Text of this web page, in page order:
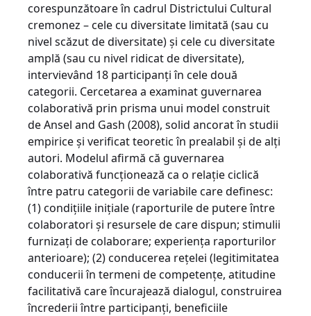
corespunzătoare în cadrul Districtului Cultural
cremonez – cele cu diversitate limitată (sau cu
nivel scăzut de diversitate) şi cele cu diversitate
amplă (sau cu nivel ridicat de diversitate),
intervievând 18 participanţi în cele două
categorii. Cercetarea a examinat guvernarea
colaborativă prin prisma unui model construit
de Ansel and Gash (2008), solid ancorat în studii
empirice şi verificat teoretic în prealabil şi de alţi
autori. Modelul afirmă că guvernarea
colaborativă funcţionează ca o relaţie ciclică
între patru categorii de variabile care definesc:
(1) condiţiile iniţiale (raporturile de putere între
colaboratori şi resursele de care dispun; stimulii
furnizaţi de colaborare; experienţa raporturilor
anterioare); (2) conducerea reţelei (legitimitatea
conducerii în termeni de competenţe, atitudine
facilitativă care încurajează dialogul, construirea
încrederii între participanţi, be­neficiile